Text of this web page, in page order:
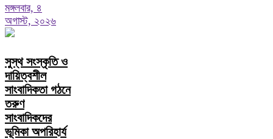
মঙ্গলবার, ৪
অগাস্ট, ২০২৬
সুস্থ সংস্কৃতি ও
দায়িত্বশীল
সাংবাদিকতা গঠনে
তরুণ
সাংবাদিকদের
ভূমিকা অপরিহার্য